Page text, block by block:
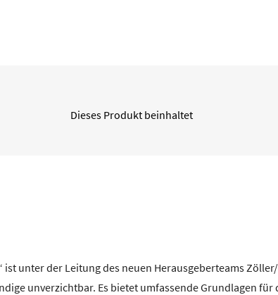
Dieses Produkt beinhaltet
unter der Leitung des neuen Herausgeberteams
unverzichtbar. Es bietet umfassende Grundlagen für